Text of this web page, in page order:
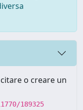
o creare un
189325